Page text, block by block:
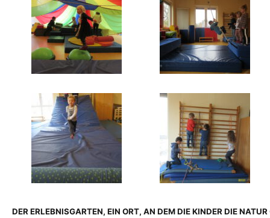
DER ERLEBNISGARTEN, EIN ORT, AN DEM DIE KINDER DIE